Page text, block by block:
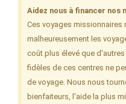
Aidez nous à financer nos
Ces voyages missionnaires
malheureusement les
coût plus élevé que
fidèles de ces centres ne
de voyage. Nous nous
bienfaiteurs, l'aide la plus